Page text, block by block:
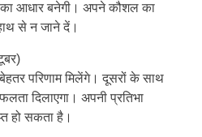
का आधार बनेगी। अपने कौशल का
से न जाने दें।
परिणाम मिलेंगे। दूसरों के साथ
दिलाएगा। अपनी प्रतिभा
हो सकता है।